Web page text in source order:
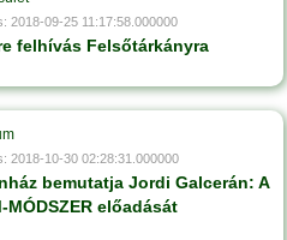
2018-09-25 11:17:58.000000
felhívás Felsőtárkányra
2018-10-30 02:28:31.000000
bemutatja Jordi Galcerán: A
MÓDSZER előadását